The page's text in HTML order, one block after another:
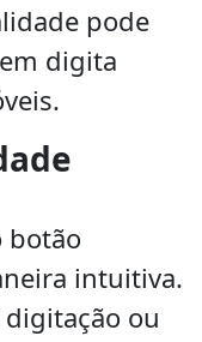
pode
digita
botão
intuitiva.
ou